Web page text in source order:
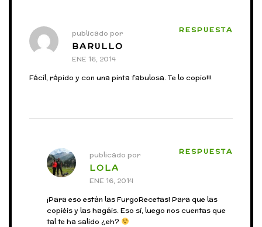
publicado por
BARULLO
ENE 16, 2014
RESPUESTA
Fácil, rápido y con una pinta fabulosa. Te lo copio!!!
publicado por
LOLA
ENE 16, 2014
RESPUESTA
¡Para eso están las FurgoRecetas! Para que las
copiéis y las hagáis. Eso sí, luego nos cuentas que
tal te ha salido ¿eh?